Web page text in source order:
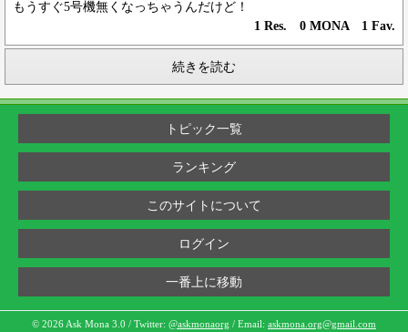
もうすぐ5号機無くなっちゃうんだけど！
1 Res. 0 MONA 1 Fav.
続きを読む
トピック一覧
ランキング
このサイトについて
ログイン
一番上に移動
© 2026 Ask Mona 3.0 / Twitter: @askmonaorg / Email: askmona.org@gmail.com